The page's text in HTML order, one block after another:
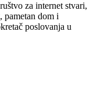
za internet stvari,
pametan dom i
poslovanja u